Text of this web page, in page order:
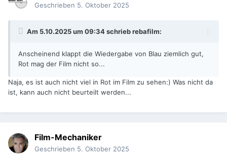
Geschrieben 5. Oktober 2025
Am 5.10.2025 um 09:34 schriebrebafilm:
Anscheinend klappt die Wiedergabe von Blau ziemlich gut,
Rot mag der Film nicht so...
Naja, es ist auch nicht viel in Rot im Film zu sehen:) Was nicht da
ist, kann auch nicht beurteilt werden...
Film-Mechaniker
Geschrieben 5. Oktober 2025